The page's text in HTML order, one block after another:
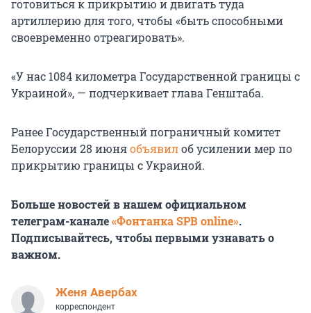
готовиться к прикрытию и двигать туда
артиллерию для того, чтобы «быть способными
своевременно отреагировать».
«У нас 1084 километра Государственной границы с
Украиной», — подчеркивает глава Генштаба.
Ранее Государственный пограничный комитет
Белоруссии 28 июняобъявилоб усилении мер по
прикрытию границы с Украиной.
Больше новостей в нашем официальном
телеграм-канале«Фонтанка SPB online».
Подписывайтесь, чтобы первыми узнавать о
важном.
Женя Авербах
корреспондент